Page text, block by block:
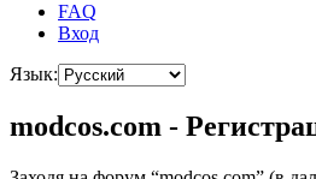
FAQ
Вход
Язык:
modcos.com -